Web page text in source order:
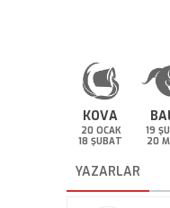
KOVA
20 OCAK
18 ŞUBAT
19
20
YAZARLAR